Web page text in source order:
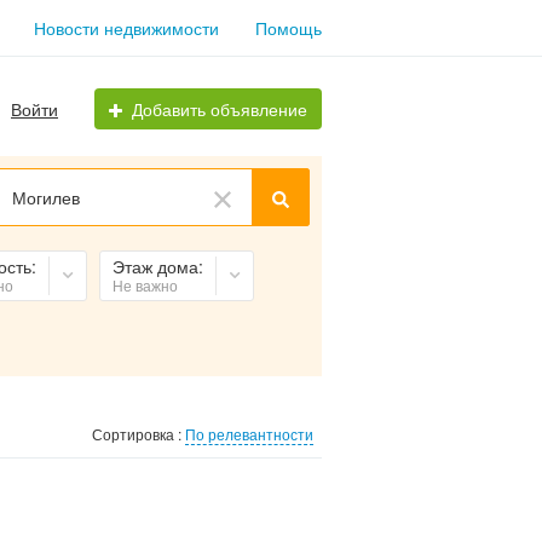
Новости недвижимости Помощь
Войти Добавить объявление
Могилев
Этаж дома:
Не важно
Сортировка : По релевантности